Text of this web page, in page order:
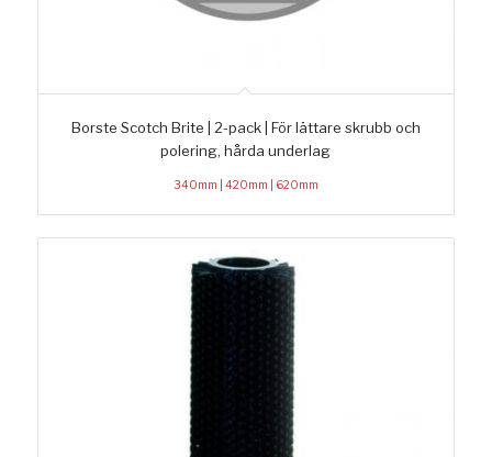
Borste Scotch Brite | 2-pack | För lättare skrubb och
polering, hårda underlag
340mm | 420mm | 620mm